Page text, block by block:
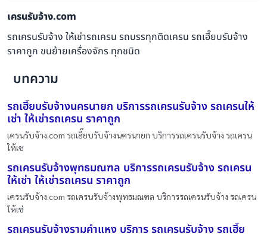
เครนรับจ้าง.com
รถเครนรับจ้าง ให้เช่ารถเครน รถบรรทุกติดเครน รถเฮี๊ยบรับจ้าง
ราคาถูก ขนย้ายเครื่องจักร ทุกชนิด
บทความ
รถเฮี๊ยบรับจ้างนครนายก บริการรถเครนรับจ้าง รถเครนให้
เช่า ให้เช่ารถเครน ราคาถูก
เครนรับจ้าง.com รถเฮี๊ยบรับจ้างนครนายก บริการรถเครนรับจ้าง รถเครน
ให้เช
รถเครนรับจ้างพุทธมณฑล บริการรถเครนรับจ้าง รถเครน
ให้เช่า ให้เช่ารถเครน ราคาถูก
เครนรับจ้าง.com รถเครนรับจ้างพุทธมณฑล บริการรถเครนรับจ้าง รถเครน
ให้เช่
รถเครนรับจ้างรามคำแหง บริการ รถเครนรับจ้าง รถเฮี๊ย